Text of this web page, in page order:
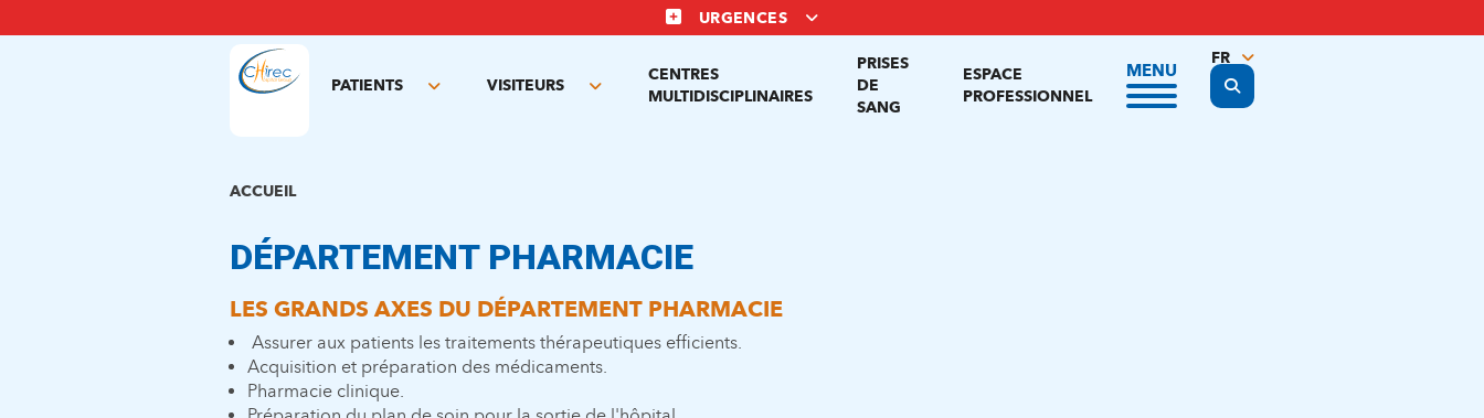
au
URGENCES
PATIENTS
Toggle
VISITEURS
Toggle
CENTRES
MULTIDISCIPLINAIRES
PRISES
DE
SANG
ESPACE
PROFESSIONNEL
MENU
Display the search form
FR
NL
EN
ACCUEIL
DÉPARTEMENT PHARMACIE
LES GRANDS AXES DU DÉPARTEMENT PHARMACIE
Assurer aux patients les traitements thérapeutiques efficients.
Acquisition et préparation des médicaments.
Pharmacie clinique.